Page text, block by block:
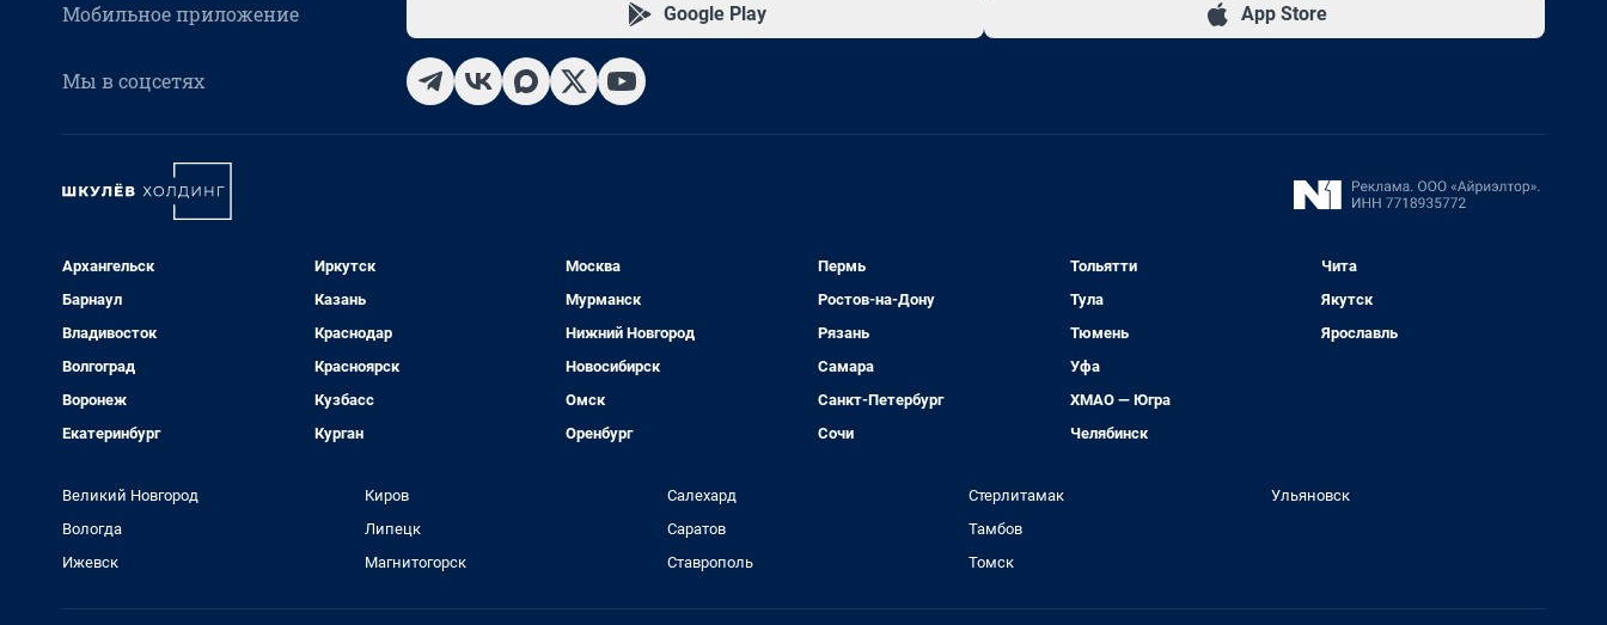
Мобильное приложение Google Play App Store
Мы в соцсетях
Архангельск
Барнаул
Владивосток
Волгоград
Воронеж
Екатеринбург
Иркутск
Казань
Краснодар
Красноярск
Кузбасс
Курган
Москва
Мурманск
Нижний Новгород
Новосибирск
Омск
Оренбург
Пермь
Ростов-на-Дону
Рязань
Самара
Санкт-Петербург
Сочи
Тольятти
Тула
Тюмень
Уфа
ХМАО — Югра
Челябинск
Чита
Якутск
Ярославль
Великий Новгород
Вологда
Ижевск
Киров
Липецк
Магнитогорск
Салехард
Саратов
Ставрополь
Стерлитамак
Тамбов
Томск
Ульяновск